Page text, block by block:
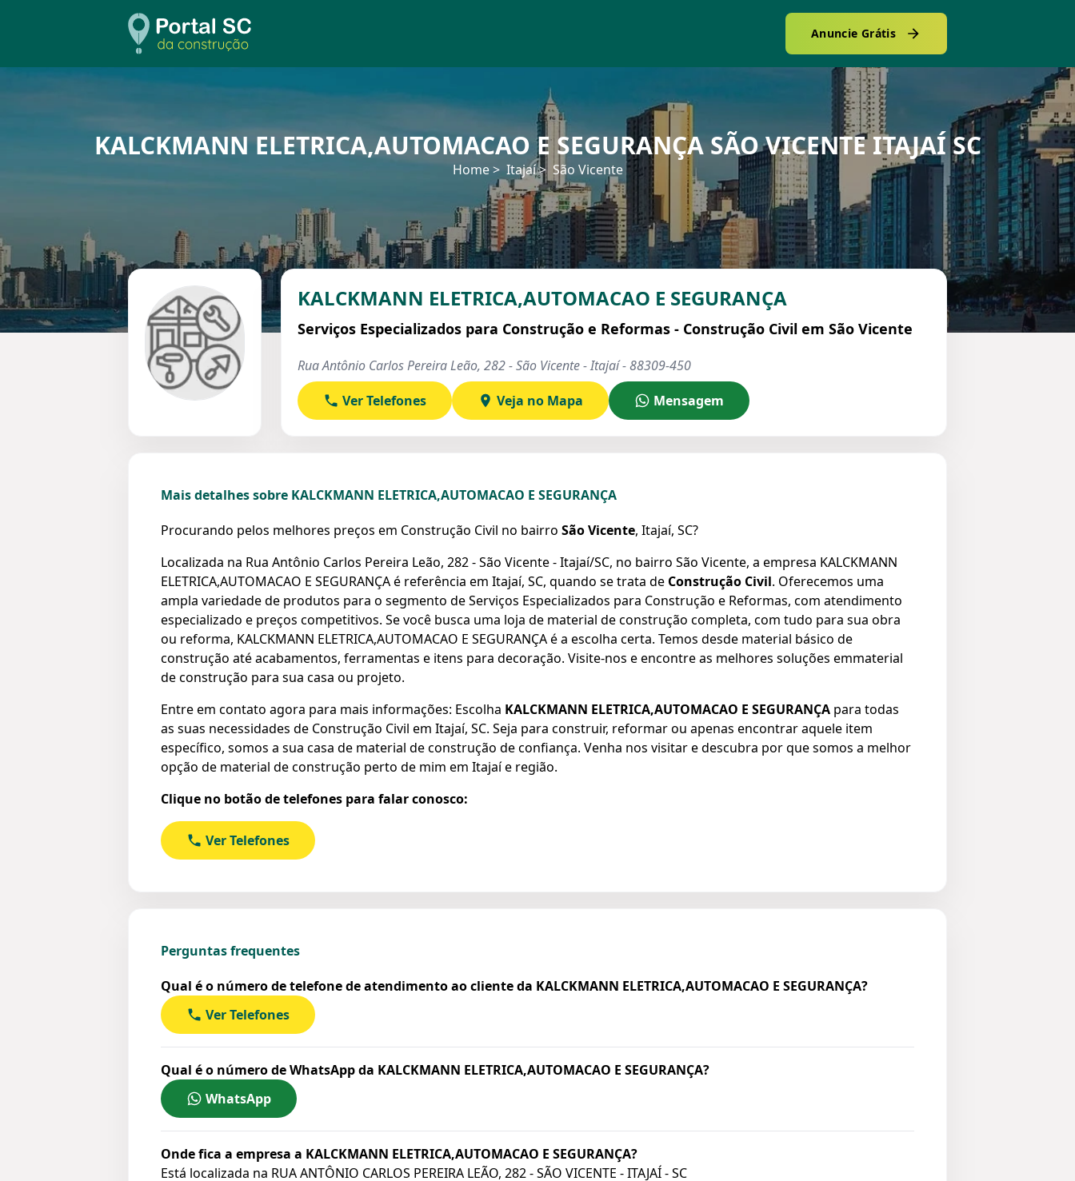
Anuncie Grátis
KALCKMANN ELETRICA,AUTOMACAO E SEGURANÇA SÃO VICENTE ITAJAÍ SC
Home Itajaí São Vicente
KALCKMANN ELETRICA,AUTOMACAO E SEGURANÇA
Serviços Especializados para Construção e Reformas - Construção Civil em São Vicente
Rua Antônio Carlos Pereira Leão, 282 - São Vicente - Itajaí - 88309-450
Ver Telefones
Veja no Mapa Mensagem
Mais detalhes sobre KALCKMANN ELETRICA,AUTOMACAO E SEGURANÇA
Procurando pelos melhores preços em Construção Civil no bairro São Vicente, Itajaí, SC?
Localizada na Rua Antônio Carlos Pereira Leão, 282 - São Vicente - Itajaí/SC, no bairro São Vicente, a empresa KALCKMANN
ELETRICA,AUTOMACAO E SEGURANÇA é referência em Itajaí, SC, quando se trata de Construção Civil. Oferecemos uma
ampla variedade de produtos para o segmento de Serviços Especializados para Construção e Reformas, com atendimento
especializado e preços competitivos. Se você busca uma loja de material de construção completa, com tudo para sua obra
ou reforma, KALCKMANN ELETRICA,AUTOMACAO E SEGURANÇA é a escolha certa. Temos desde material básico de
construção até acabamentos, ferramentas e itens para decoração. Visite-nos e encontre as melhores soluções emmaterial
de construção para sua casa ou projeto.
Entre em contato agora para mais informações: Escolha KALCKMANN ELETRICA,AUTOMACAO E SEGURANÇA para todas
as suas necessidades de Construção Civil em Itajaí, SC. Seja para construir, reformar ou apenas encontrar aquele item
específico, somos a sua casa de material de construção de confiança. Venha nos visitar e descubra por que somos a melhor
opção de material de construção perto de mim em Itajaí e região.
Clique no botão de telefones para falar conosco:
Ver Telefones
Perguntas frequentes
Qual é o número de telefone de atendimento ao cliente da KALCKMANN ELETRICA,AUTOMACAO E SEGURANÇA?
Ver Telefones
Qual é o número de WhatsApp da KALCKMANN ELETRICA,AUTOMACAO E SEGURANÇA?
WhatsApp
Onde fica a empresa a KALCKMANN ELETRICA,AUTOMACAO E SEGURANÇA?
Está localizada na RUA ANTÔNIO CARLOS PEREIRA LEÃO, 282 - SÃO VICENTE - ITAJAÍ - SC